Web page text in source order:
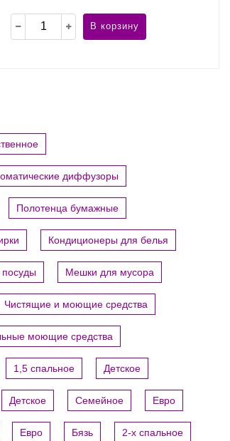
В корзину
диффузоры
Полотенца бумажные
Кондиционеры для белья
посуды Мешки для мусора
Чистящие и моющие средства
моющие средства
1,5 спальное Детское
Детское Семейное Евро
Евро Бязь 2-х спальное